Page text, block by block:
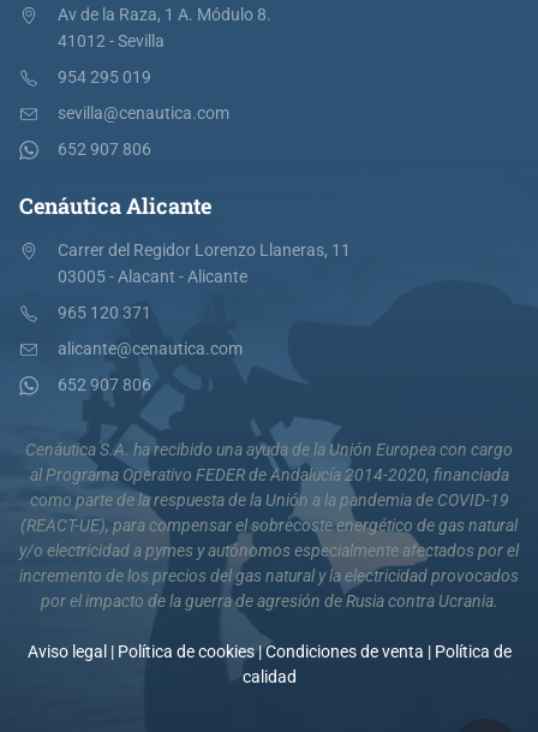
Av de la Raza, 1 A. Módulo 8.
41012 - Sevilla
954 295 019
sevilla@cenautica.com
652 907 806
Cenáutica Alicante
Carrer del Regidor Lorenzo Llaneras, 11
03005 - Alacant - Alicante
965 120 371
alicante@cenautica.com
652 907 806
Cenáutica S.A. ha recibido una ayuda de la Unión Europea con cargo
al Programa Operativo FEDER de Andalucía 2014-2020, financiada
como parte de la respuesta de la Unión a la pandemia de COVID-19
(REACT-UE), para compensar el sobrecoste energético de gas natural
y/o electricidad a pymes y autónomos especialmente afectados por el
incremento de los precios del gas natural y la electricidad provocados
por el impacto de la guerra de agresión de Rusia contra Ucrania.
Aviso legal | Política de cookies|Condiciones de venta | Política de
calidad